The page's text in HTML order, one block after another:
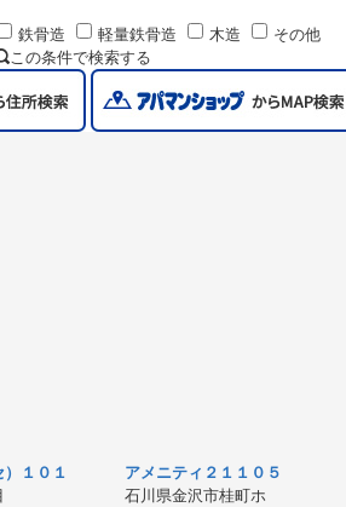
鉄骨造 軽量鉄骨造 木造
その他
この条件で検索する
１０１
アメニティ２１１０５
石川県金沢市桂町ホ